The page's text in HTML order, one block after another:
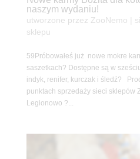
naszym wydaniu!
utworzone przez ZooNemo
sklepu
59Próbowałeś już nowe mokre
saszetkach? Dostępne są w
indyk, renifer, kurczak i śledź?
punktach sprzedaży sieci sklepów
Legionowo ?...